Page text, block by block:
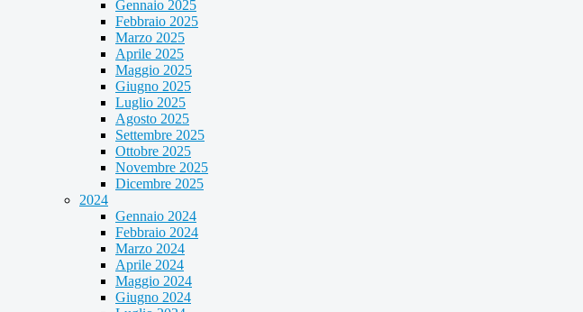
Gennaio 2025
Febbraio 2025
Marzo 2025
Aprile 2025
Maggio 2025
Giugno 2025
Luglio 2025
Agosto 2025
Settembre 2025
Ottobre 2025
Novembre 2025
Dicembre 2025
2024
Gennaio 2024
Febbraio 2024
Marzo 2024
Aprile 2024
Maggio 2024
Giugno 2024